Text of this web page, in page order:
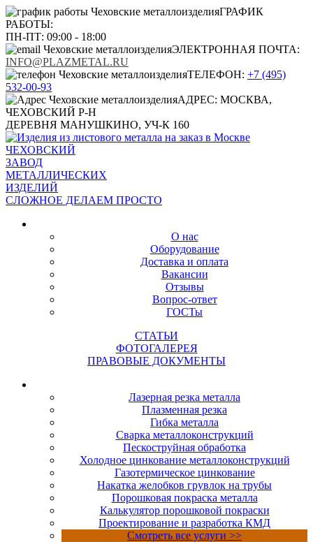
ГРАФИК
РАБОТЫ:
ПН-ПТ: 09:00 - 18:00
ЭЛЕКТРОННАЯ ПОЧТА:
INFO@PLAZMETAL.RU
ТЕЛЕФОН: +7 (495)
532-00-93
АДРЕС: МОСКВА,
ЧЕХОВСКИЙ Р-Н
ДЕРЕВНЯ МАНУШКИНО, УЧ-К 160
ЧЕХОВСКИЙ
ЗАВОД
МЕТАЛЛИЧЕСКИХ
ИЗДЕЛИЙ
СЛОЖНОЕ ДЕЛАЕМ ПРОСТО
О нас
Оборудование
Доставка и оплата
Вакансии
Отзывы
Вопрос-ответ
ГОСТы
СТАТЬИ
ФОТОГАЛЕРЕЯ
ПРАВОВЫЕ ДОКУМЕНТЫ
Лазерная резка металла
Плазменная резка
Гибка металла
Сварка металлоконструкций
Пескоструйная обработка
Холодное цинкование металлоконструкций
Газотермическое цинкование
Накатка желобков грувлок на трубы
Порошковая покраска металла
Калькулятор порошковой покраски
Проектирование и разработка КМД
Смотреть все услуги >>